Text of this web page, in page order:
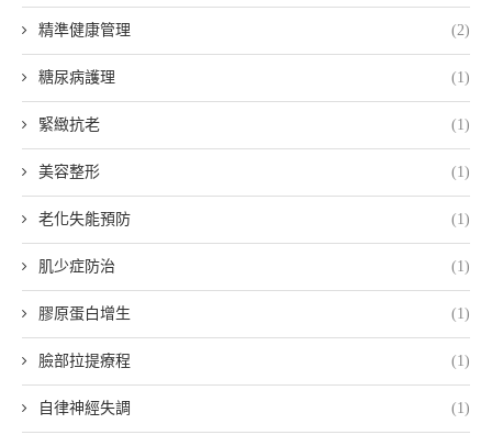
精準健康管理 (2)
糖尿病護理 (1)
緊緻抗老 (1)
美容整形 (1)
老化失能預防 (1)
肌少症防治 (1)
膠原蛋白增生 (1)
臉部拉提療程 (1)
自律神經失調 (1)